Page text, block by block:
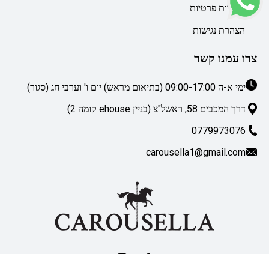
מדיניות פרטיות
הצהרת נגישות
צרו עמנו קשר
ימי א-ה 09:00-17:00 (בתיאום מראש) יום ו' וערבי חג (סגור)
דרך המכבים 58, ראשל"צ (בניין ehouse קומה 2)
0779973076
carousella1@gmail.com